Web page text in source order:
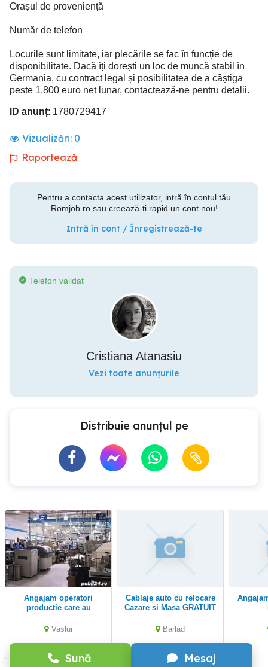
Orașul de proveniență
Număr de telefon
Locurile sunt limitate, iar plecările se fac în funcție de
disponibilitate. Dacă îți dorești un loc de muncă stabil în
Germania, cu contract legal și posibilitatea de a câștiga
peste 1.800 euro net lunar, contactează-ne pentru detalii.
ID anunț: 1780729417
Vizualizări: 0
Raportează
Pentru a contacta acest utilizator, intră în contul tău
Romjob.ro sau creează-ți rapid un cont nou!
Intră în cont / Înregistrează-te
Sună Mesaj
Telefon validat
Cristiana Atanasiu
Vezi toate anunțurile
Distribuie anunțul pe
Angajam operatori
productie care au
tehnic - CAZARE
Vaslui
Cablaje auto cu relocare
Cazare si Masa GRATUIT
Barlad
Angajam operator hartie